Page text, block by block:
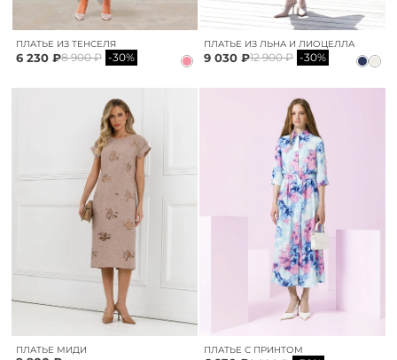
ПЛАТЬЕ ИЗ ТЕНСЕЛЯ
6 230 ₽8 900 ₽ -30%
ПЛАТЬЕ ИЗ ЛЬНА И ЛИОЦЕЛЛА
9 030 ₽12 900 ₽ -30%
ПЛАТЬЕ МИДИ ПЛАТЬЕ С ПРИНТОМ